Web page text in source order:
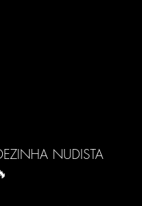
NUDISTA